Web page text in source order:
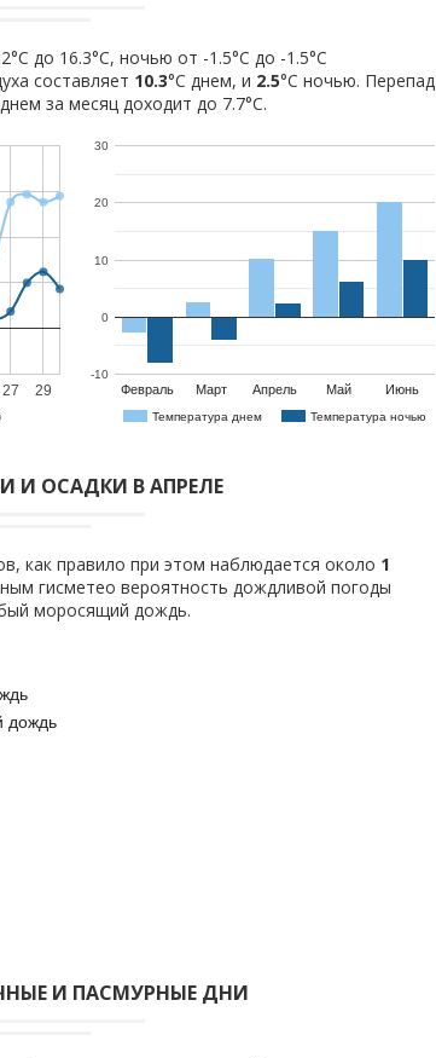
до 16.3°C, ночью от -1.5°C до -1.5°C
составляет 10.3°C днем, и 2.5°C ночью. Перепад
за месяц доходит до 7.7°С.
27 29
Температура днем Температура ночью
Февраль Март Апрель Май Июнь
-10
0
10
20
30
ОСАДКИ В АПРЕЛЕ
как правило при этом наблюдается около 1
гисметео вероятность дождливой погоды
моросящий дождь.
дождь
И ПАСМУРНЫЕ ДНИ